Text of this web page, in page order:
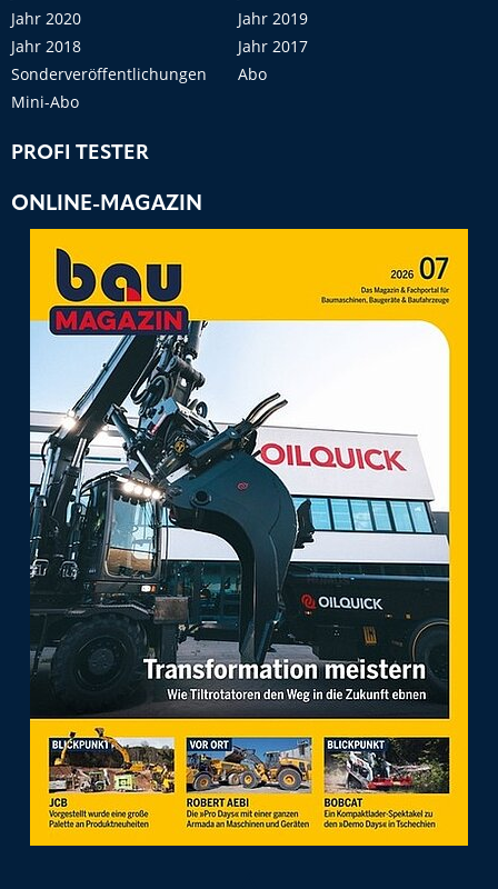
Jahr 2020
Jahr 2019
Jahr 2018
Jahr 2017
Sonderveröffentlichungen
Abo
Mini-Abo
PROFI TESTER
ONLINE-MAGAZIN